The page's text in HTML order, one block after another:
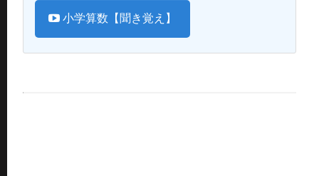
小学算数【聞き覚え】